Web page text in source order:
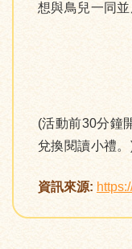
想與鳥兒一同
(活動前30分鐘
兌換閱讀小禮
資訊來源: